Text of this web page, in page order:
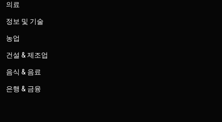
의료
정보 및 기술
농업
건설 & 제조업
음식 & 음료
은행 & 금융